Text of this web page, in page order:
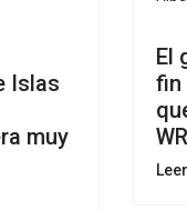
Islas
muy
El
fin